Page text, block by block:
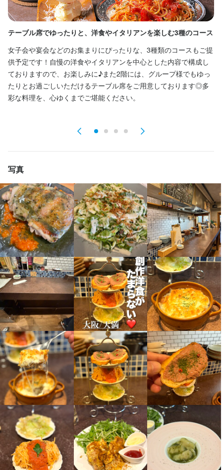
テーブル席でゆったりと、洋食やイタリアンを楽しむ3種のコース
女子会や宴会などのお集まりにぴったりな、3種類のコースもご提
供予定です！自慢の洋食やイタリアンを中心とした内容で構成し
ておりますので、お楽しみに♪また2階には、グループ様でもゆっ
たりとお過ごしいただけるテーブル席をご用意しております◎多
彩な料理を、心ゆくまでご堪能ください。
写真
毎週火曜日は定休日となります。
平日のみ勤務OK(土日休み) 土日祝のみ勤務OK
待遇
■研修時給なし！
■昇給あり！
■面接時の履歴書不要！
■交通費全額支給！
個人店なので堅苦しいマニュアルはなし！
お客様に喜んで頂ければそれでOK！
チェーン店にはないあたたかさが自慢です♪
まかない・食事補助あり 社会保険完備 制服貸与
研修制度あり
社内イベントあり(旅行、BBQ等)
社員登用制度あり
独立支援制度あり
独立実績あり
髪型自由 服装自由 ひげOK ネイルOK ピアスOK
特徴
履歴書不要 学歴不問 未経験者歓迎 独立希望者歓迎 新卒歓迎
第二新卒歓迎
Uターン・Iターン歓迎
フリーター歓迎 大学生歓迎
高校生歓迎
主婦・主夫歓迎
女性活躍中 ブランクOK
駅チカ(徒歩5分以内)
個人経営(2店舗以内)
小さなお店(20席未満)
スタッフの平均年齢20代
採用予定10名以上
仕事内容
2024年7月にOPENしたばかりの洋食をメインとした女性にも人気
な綺麗なお店。
その秘密は・・・とにかく【楽しく働いてもらうこと】がモット
ー！
学生さんやフリーターさんにとって働きやすい環境作りを日々目
指しています♪
その他にも・・・
→うんまいまかないもご用意！
1人暮らしの学生さんには嬉しい待遇！
→オシャレも自由！
髪色自由！ネイル、ピアスも華美でなければOK！